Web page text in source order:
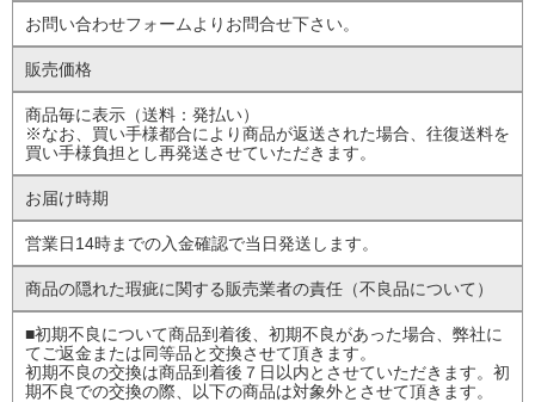
お問い合わせフォームよりお問合せ下さい。
販売価格
商品毎に表示（送料：発払い）
※なお、買い手様都合により商品が返送された場合、往復送料を
買い手様負担とし再発送させていただきます。
お届け時期
営業日14時までの入金確認で当日発送します。
商品の隠れた瑕疵に関する販売業者の責任 （不良品について）
■初期不良について商品到着後、初期不良があった場合、弊社に
てご返金または同等品と交換させて頂きます。
初期不良の交換は商品到着後７日以内とさせていただきます。初
期不良での交換の際、以下の商品は対象外とさせて頂きます。